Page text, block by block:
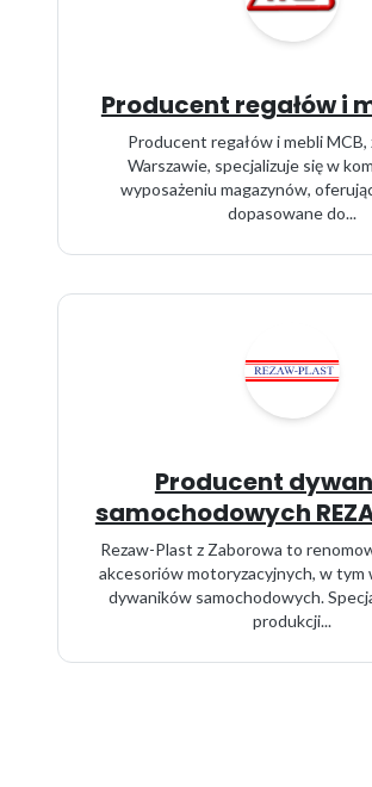
Producent regałów i
Producent regałów i mebli MCB,
Warszawie, specjalizuje się w
wyposażeniu magazynów,
dopasowane do...
Producent
samochodowych
Rezaw-Plast z Zaborowa to
akcesoriów motoryzacyjnych, w tym
dywaników samochodowych.
produkcji...